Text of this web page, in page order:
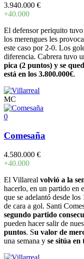
3.940.000 €
+40.000
El defensor periquito
los merengues les
este caso por 2-0. Los
diferencia. Cabrera tuvo
pica (2 puntos) y se
está en los 3.800.000€.
MC
0
Comesaña
4.580.000 €
+40.000
El Villareal volvió a la
hacerlo, en un partido en
que se adelantó desde
de cara a gol. Santi
segundo partido
pueden hacer salir de
puntos. Su valor de
una semana y se sitúa en